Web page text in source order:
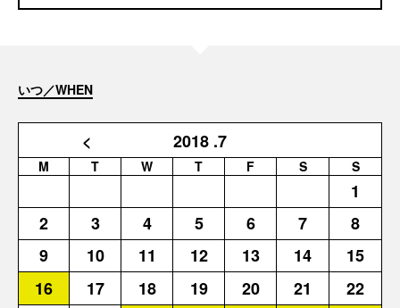
いつ／WHEN
< 2018 .7
M T W T F S S
1
2
3 4 5 6 7
8
9
10 11 12 13 14
15
16
17 18 19 20 21
22